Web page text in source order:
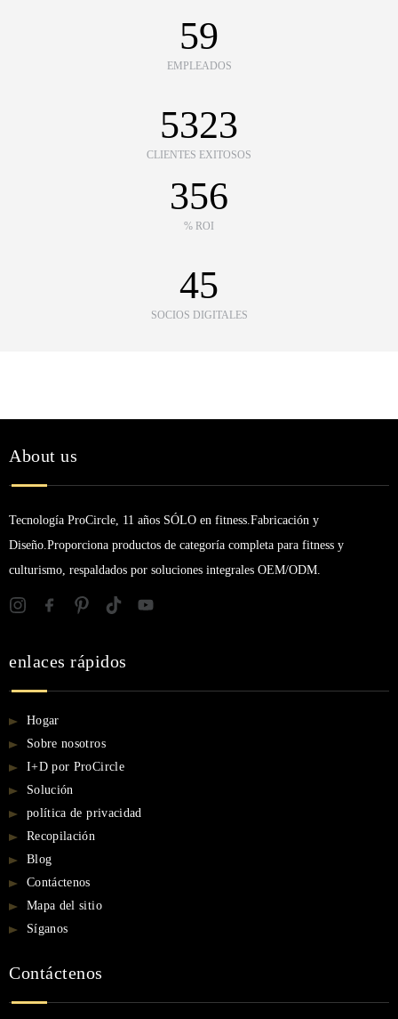
59
EMPLEADOS
5323
CLIENTES EXITOSOS
356
% ROI
45
SOCIOS DIGITALES
About us
Tecnología ProCircle, 11 años SÓLO en fitness.Fabricación y
Diseño.Proporciona productos de categoría completa para fitness y
culturismo, respaldados por soluciones integrales OEM/ODM.
enlaces rápidos
Hogar
Sobre nosotros
I+D por ProCircle
Solución
política de privacidad
Recopilación
Blog
Contáctenos
Mapa del sitio
Síganos
Contáctenos